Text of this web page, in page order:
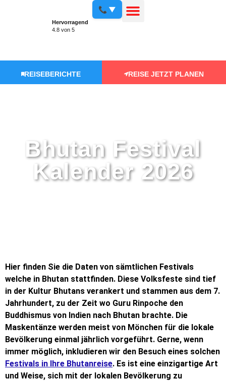
Hervorragend
4.8 von 5
📞 ▼
REISEBERICHTE REISE JETZT PLANEN
Bhutan Festival
Kalender 2026
Hier finden Sie die Daten von sämtlichen Festivals
welche in Bhutan stattfinden. Diese Volksfeste sind tief
in der Kultur Bhutans verankert und stammen aus dem 7.
Jahrhundert, zu der Zeit wo Guru Rinpoche den
Buddhismus von Indien nach Bhutan brachte. Die
Maskentänze werden meist von Mönchen für die lokale
Bevölkerung einmal jährlich vorgeführt. Gerne, wenn
immer möglich, inkludieren wir den Besuch eines solchen
Festivals in Ihre Bhutanreise. Es ist eine einzigartige Art
und Weise, sich mit der lokalen Bevölkerung zu